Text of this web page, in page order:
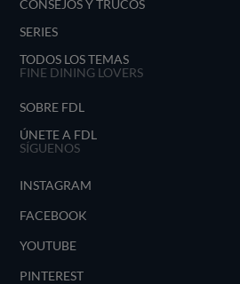
CONSEJOS Y TRUCOS
SERIES
TODOS LOS TEMAS
FINE DINING LOVERS
SOBRE FDL
ÚNETE A FDL
SÍGUENOS
INSTAGRAM
FACEBOOK
YOUTUBE
PINTEREST